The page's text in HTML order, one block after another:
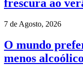
frescura ao
7 de Agosto, 2026
O mundo
menos